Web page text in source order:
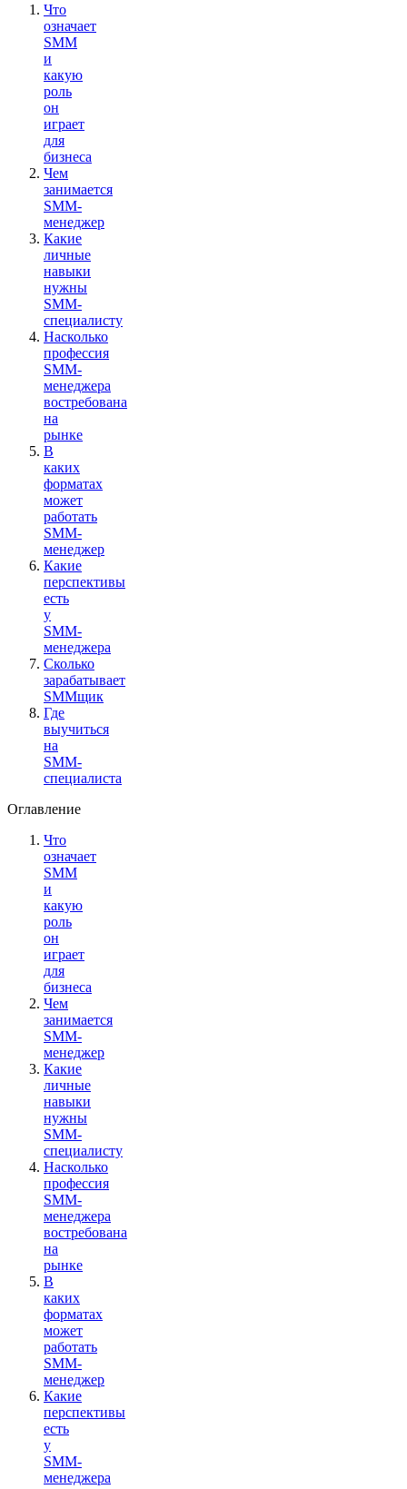
Что
означает
SMM
и
какую
роль
он
играет
для
бизнеса
Чем
занимается
SMM-
менеджер
Какие
личные
навыки
нужны
SMM-
специалисту
Насколько
профессия
SMM-
менеджера
востребована
на
рынке
В
каких
форматах
может
работать
SMM-
менеджер
Какие
перспективы
есть
у
SMM-
менеджера
Сколько
зарабатывает
SMMщик
Где
выучиться
на
SMM-
специалиста
Оглавление
Что
означает
SMM
и
какую
роль
он
играет
для
бизнеса
Чем
занимается
SMM-
менеджер
Какие
личные
навыки
нужны
SMM-
специалисту
Насколько
профессия
SMM-
менеджера
востребована
на
рынке
В
каких
форматах
может
работать
SMM-
менеджер
Какие
перспективы
есть
у
SMM-
менеджера